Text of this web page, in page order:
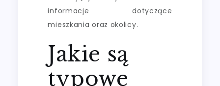
informacje dotyczące
mieszkania oraz okolicy.
Jakie są
typowe